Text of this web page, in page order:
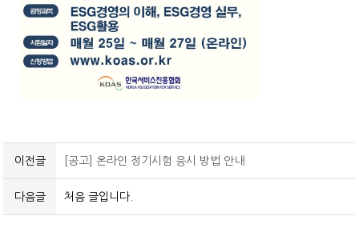
이전글 [공고] 온라인 정기시험 응시 방법 안내
다음글 처음 글입니다.